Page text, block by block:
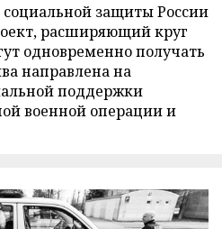
защиты России
расширяющий круг
одновременно получать
направлена на
поддержки
военной операции и